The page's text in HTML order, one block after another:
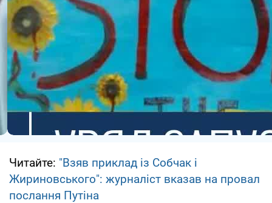
Читайте: "Взяв приклад із Собчак і
Жириновського": журналіст вказав на провал
послання Путіна